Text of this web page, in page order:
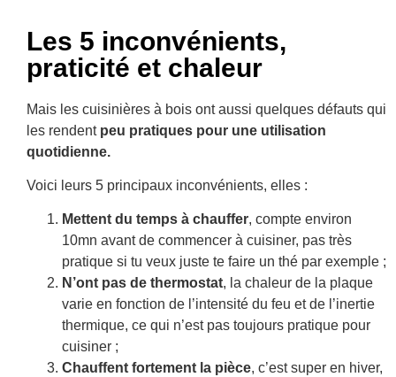
Les 5 inconvénients,
praticité et chaleur
Mais les cuisinières à bois ont aussi quelques défauts qui
les rendentpeu pratiques pour une utilisation
quotidienne.
Voici leurs 5 principaux inconvénients, elles :
Mettent du temps à chauffer, compte environ
10mn avant de commencer à cuisiner, pas très
pratique si tu veux juste te faire un thé par exemple ;
N’ont pas de thermostat, la chaleur de la plaque
varie en fonction de l’intensité du feu et de l’inertie
thermique, ce qui n’est pas toujours pratique pour
cuisiner ;
Chauffent fortement la pièce, c’est super en hiver,